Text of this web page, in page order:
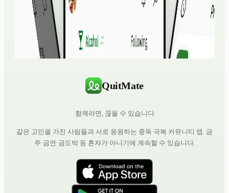
QuitMate
함께라면, 끊을 수 있습니다
같은 고민을 가진 사람들과 서로 응원하는 중독 극복 커뮤니티 앱. 금
주·금연·금도박 등 혼자가 아니기에 계속할 수 있습니다.